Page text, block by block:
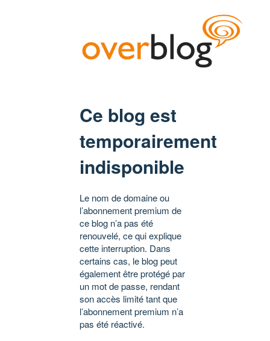
Ce blog est
temporairement
indisponible
Le nom de domaine ou
l’abonnement premium de
ce blog n’a pas été
renouvelé, ce qui explique
cette interruption. Dans
certains cas, le blog peut
également être protégé par
un mot de passe, rendant
son accès limité tant que
l’abonnement premium n’a
pas été réactivé.